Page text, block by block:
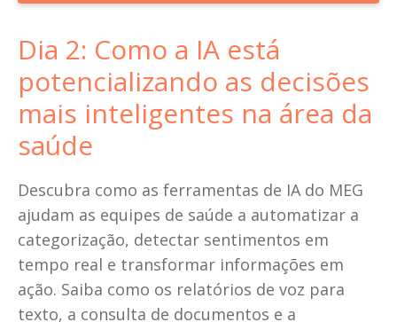
Dia 2: Como a IA está
potencializando as decisões
mais inteligentes na área da
saúde
Descubra como as ferramentas de IA do MEG
ajudam as equipes de saúde a automatizar a
categorização, detectar sentimentos em
tempo real e transformar informações em
ação. Saiba como os relatórios de voz para
texto, a consulta de documentos e a